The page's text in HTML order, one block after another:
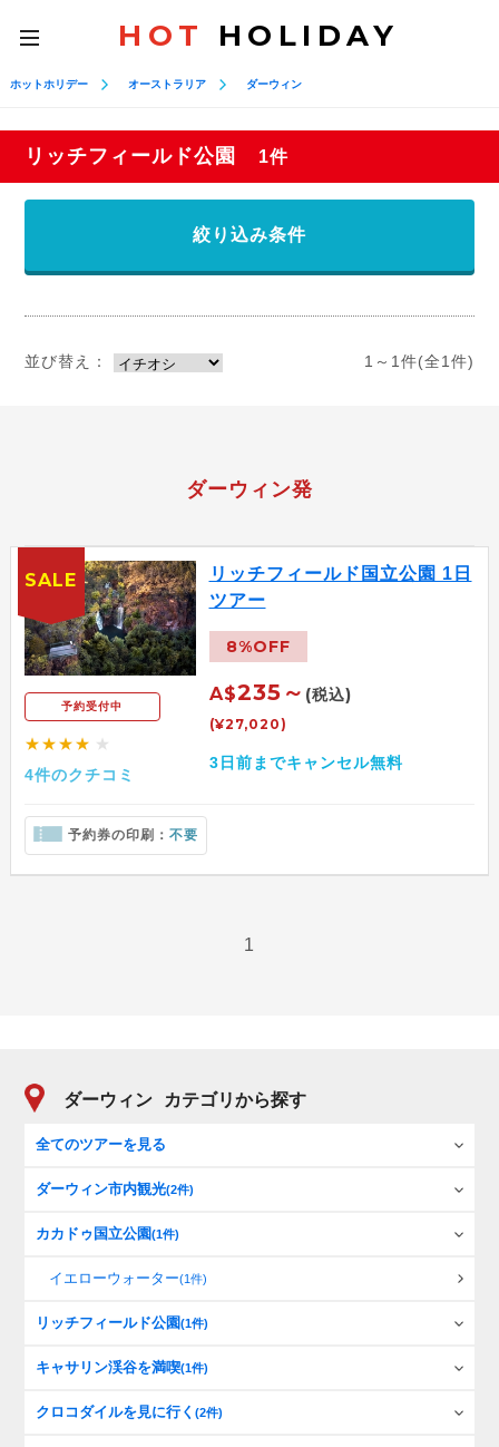
toggle
navigation
HOT HOLIDAY
ホットホリデー オーストラリア ダーウィン
リッチフィールド公園 1件
絞り込み条件
並び替え： 1～1件(全1件)
ダーウィン発
予約受付中
★★★★ ★
4件のクチコミ
リッチフィールド国立公園 1日
ツアー
8%OFF
A$235～ (税込)
(¥27,020)
3日前までキャンセル無料
予約券の印刷： 不要
SALE
1
ダーウィン カテゴリから探す
全てのツアーを見る
ダーウィン市内観光(2件)
カカドゥ国立公園(1件)
イエローウォーター(1件)
リッチフィールド公園(1件)
キャサリン渓谷を満喫(1件)
クロコダイルを見に行く(2件)